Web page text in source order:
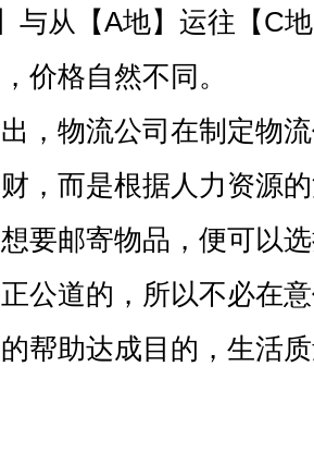
与从【A地】运往【C
价格自然不同。
，物流公司在制定物
，而是根据人力资源
要邮寄物品，便可以
公道的，所以不必在
帮助达成目的，生活